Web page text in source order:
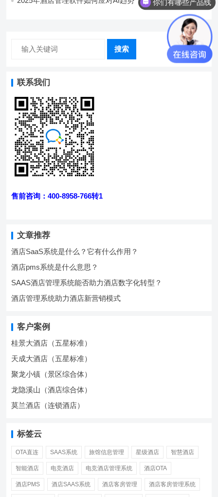
搜索
联系我们
售前咨询：400-8958-766转1
文章推荐
酒店SaaS系统是什么？它有什么作用？
酒店pms系统是什么意思？
SAAS酒店管理系统能否助力酒店数字化转型？
酒店管理系统助力酒店新营销模式
客户案例
桂景大酒店（五星标准）
天成大酒店（五星标准）
聚龙小镇（景区综合体）
龙隐溪山（酒店综合体）
莫兰酒店（连锁酒店）
标签云
OTA直连 SAAS系统 旅馆信息管理 星级酒店 智慧酒店
智能酒店 电竞酒店 电竞酒店管理系统 酒店OTA
酒店PMS 酒店SAAS系统 酒店客房管理 酒店客房管理系统
你们有哪些产品线